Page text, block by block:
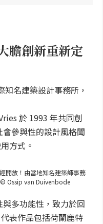
膽創新重新定
知名建築設計事務所，
於 1993 年共同創
會參與性的設計風格聞
方式。
開放！由當地知名建築師事務
© Ossip van Duivenbode
與多功能性，致力於回
表作品包括荷蘭鹿特